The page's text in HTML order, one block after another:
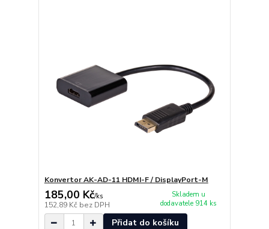
Konvertor AK-AD-11 HDMI-F / DisplayPort-M
185,00 Kč/ks
152,89 Kč bez DPH
Skladem u
dodavatele 914 ks
Přidat do košíku